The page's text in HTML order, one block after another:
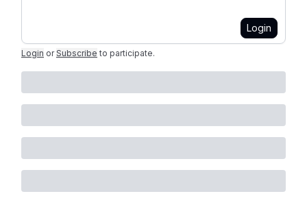
Login
Login or Subscribe to participate.